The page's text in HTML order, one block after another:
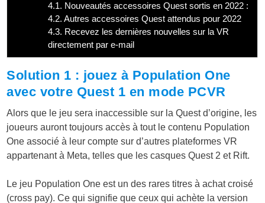
4.1. Nouveautés accessoires Quest sortis en 2022 :
4.2. Autres accessoires Quest attendus pour 2022
4.3. Recevez les dernières nouvelles sur la VR
directement par e-mail
Solution 1 : jouez à Population One
avec votre Quest 1 en mode PCVR
Alors que le jeu sera inaccessible sur la Quest d’origine, les
joueurs auront toujours accès à tout le contenu Population
One associé à leur compte sur d’autres plateformes VR
appartenant à Meta, telles que les casques Quest 2 et Rift.
Le jeu Population One est un des rares titres à achat croisé
(cross pay). Ce qui signifie que ceux qui achète la version